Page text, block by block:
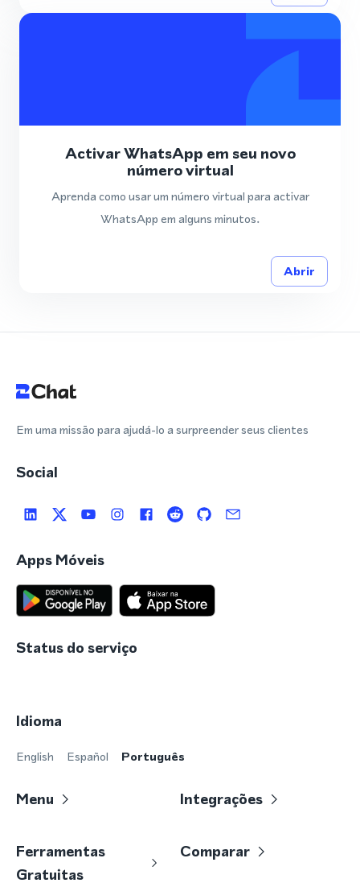
Activar WhatsApp em seu novo
número virtual
Aprenda como usar um número virtual para activar
WhatsApp em alguns minutos.
Abrir
Em uma missão para ajudá-lo a surpreender seus clientes
Social
Apps Móveis
Status do serviço
Idioma
English Español Português
Menu Integrações
Ferramentas
Gratuitas
Comparar